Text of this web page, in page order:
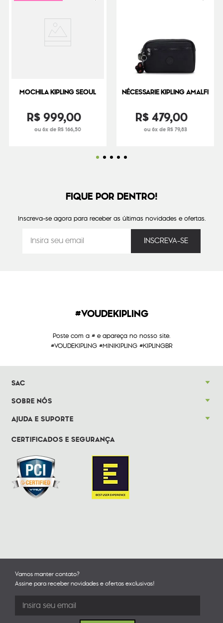
MOCHILA KIPLING SEOUL
R$999,00
ou 6x de R$ 166,50
NÉCESSARIE KIPLING AMALFI
R$479,00
ou 6x de R$ 79,83
FIQUE POR DENTRO!
Inscreva-se agora para receber as últimas novidades e ofertas.
#VOUDEKIPLING
Poste com a # e apareça no nosso site.
#VOUDEKIPLING #MINIKIPLING #KIPLINGBR
SAC
SOBRE NÓS
AJUDA E SUPORTE
CERTIFICADOS E SEGURANÇA
Vamos manter contato?
Assine para receber novidades e ofertas exclusivas!